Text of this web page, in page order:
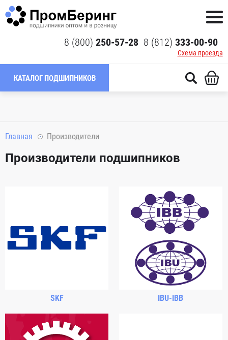
8 (800) 250-57-28 8 (812) 333-00-90
Схема проезда
КАТАЛОГ ПОДШИПНИКОВ
Главная Производители
Производители подшипников
SKF IBU-IBB